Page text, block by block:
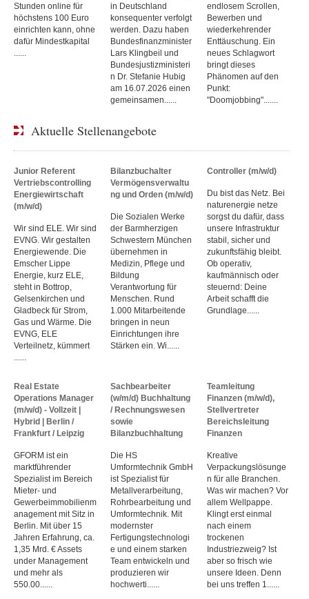
Stunden online für
höchstens 100 Euro
einrichten kann, ohne
dafür Mindestkapital
in Deutschland
konsequenter verfolgt
werden. Dazu haben
Bundesfinanzminister
Lars Klingbeil und
Bundesjustizministeri
n Dr. Stefanie Hubig
am 16.07.2026 einen
gemeinsamen......
endlosem Scrollen,
Bewerben und
wiederkehrender
Enttäuschung. Ein
neues Schlagwort
bringt dieses
Phänomen auf den
Punkt:
"Doomjobbing".......
Aktuelle Stellenangebote
Junior Referent
Vertriebscontrolling
Energiewirtschaft
(m/w/d)
Wir sind ELE. Wir sind
EVNG. Wir gestalten
Energiewende. Die
Emscher Lippe
Energie, kurz ELE,
steht in Bottrop,
Gelsenkirchen und
Gladbeck für Strom,
Gas und Wärme. Die
EVNG, ELE
Verteilnetz, kümmert
Bilanzbuchalter
Vermögensverwaltu
ng und Orden (m/w/d)
Die Sozialen Werke
der Barmherzigen
Schwestern München
übernehmen in
Medizin, Pflege und
Bildung
Verantwortung für
Menschen. Rund
1.000 Mitarbeitende
bringen in neun
Einrichtungen ihre
Stärken ein. Wi......
Controller (m/w/d)
Du bist das Netz. Bei
naturenergie netze
sorgst du dafür, dass
unsere Infrastruktur
stabil, sicher und
zukunftsfähig bleibt.
Ob operativ,
kaufmännisch oder
steuernd: Deine
Arbeit schafft die
Grundlage......
Real Estate
Operations Manager
(m/w/d) - Vollzeit |
Hybrid | Berlin /
Frankfurt / Leipzig
GFORM ist ein
marktführender
Spezialist im Bereich
Mieter- und
Gewerbeimmobilienm
anagement mit Sitz in
Berlin. Mit über 15
Jahren Erfahrung, ca.
1,35 Mrd. € Assets
under Management
und mehr als
550.00......
Sachbearbeiter
(w/m/d) Buchhaltung
/ Rechnungswesen
sowie
Bilanzbuchhaltung
Die HS
Umformtechnik GmbH
ist Spezialist für
Metallverarbeitung,
Rohrbearbeitung und
Umformtechnik. Mit
modernster
Fertigungstechnologi
e und einem starken
Team entwickeln und
produzieren wir
hochwerti......
Teamleitung
Finanzen (m/w/d),
Stellvertreter
Bereichsleitung
Finanzen
Kreative
Verpackungslösunge
n für alle Branchen.
Was wir machen? Vor
allem Wellpappe.
Klingt erst einmal
nach einem
trockenen
Industriezweig? Ist
aber so frisch wie
unsere Ideen. Denn
bei uns treffen 1......